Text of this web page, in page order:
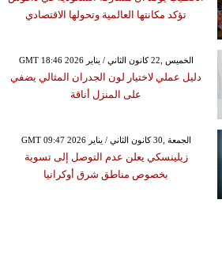
تؤكد مكانتها العالمية وتحولها الاقتصادي
GMT 18:46 2026 الخميس ,22 كانون الثاني / يناير
دليل عملي لاختيار لون الجدران المثالي يضفي
على المنزل أناقة
GMT 09:47 2026 الجمعة ,30 كانون الثاني / يناير
زيلينسكي يعلن عدم التوصل إلى تسوية
بخصوص مناطق شرق أوكرانيا